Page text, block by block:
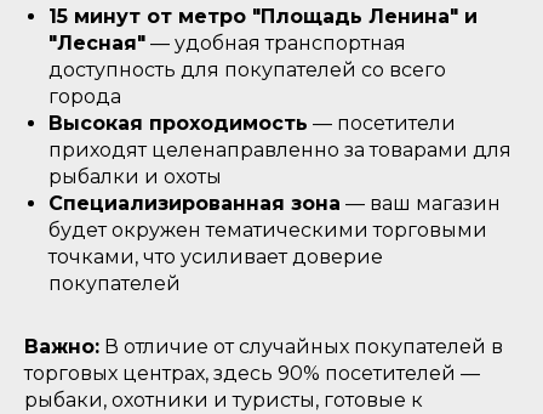
15 минут от метро "Площадь Ленина" и
"Лесная" — удобная транспортная
доступность для покупателей со всего
города
Высокая проходимость — посетители
приходят целенаправленно за товарами для
рыбалки и охоты
Специализированная зона — ваш магазин
будет окружен тематическими торговыми
точками, что усиливает доверие
покупателей
Важно: В отличие от случайных покупателей в
торговых центрах, здесь 90% посетителей —
рыбаки, охотники и туристы, готовые к